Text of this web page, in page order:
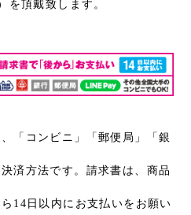
を頂戴致します。
「コンビニ」「郵便局」「銀
済方法です。請求書は、商品
14日以内にお支払いをお願い